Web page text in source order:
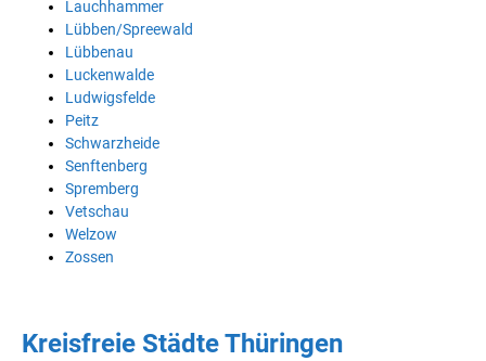
Lauchhammer
Lübben/Spreewald
Lübbenau
Luckenwalde
Ludwigsfelde
Peitz
Schwarzheide
Senftenberg
Spremberg
Vetschau
Welzow
Zossen
Kreisfreie Städte Thüringen